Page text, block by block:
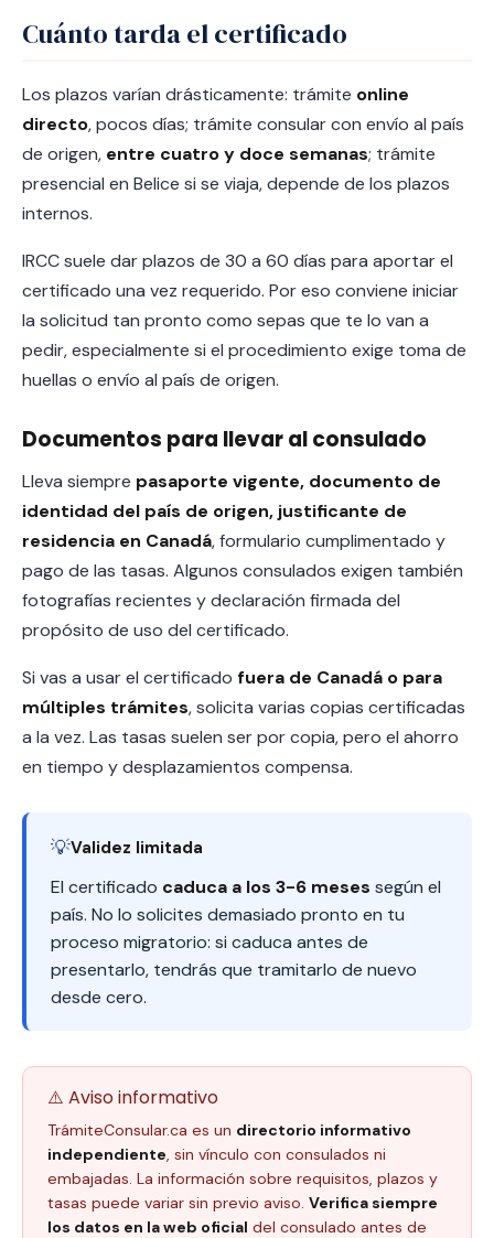
Cuánto tarda el certificado
Los plazos varían drásticamente: trámite online
directo, pocos días; trámite consular con envío al país
de origen, entre cuatro y doce semanas; trámite
presencial en Belice si se viaja, depende de los plazos
internos.
IRCC suele dar plazos de 30 a 60 días para aportar el
certificado una vez requerido. Por eso conviene iniciar
la solicitud tan pronto como sepas que te lo van a
pedir, especialmente si el procedimiento exige toma de
huellas o envío al país de origen.
Documentos para llevar al consulado
Lleva siempre pasaporte vigente, documento de
identidad del país de origen, justificante de
residencia en Canadá, formulario cumplimentado y
pago de las tasas. Algunos consulados exigen también
fotografías recientes y declaración firmada del
propósito de uso del certificado.
Si vas a usar el certificado fuera de Canadá o para
múltiples trámites, solicita varias copias certificadas
a la vez. Las tasas suelen ser por copia, pero el ahorro
en tiempo y desplazamientos compensa.
💡Validez limitada
El certificado caduca a los 3-6 meses según el
país. No lo solicites demasiado pronto en tu
proceso migratorio: si caduca antes de
presentarlo, tendrás que tramitarlo de nuevo
desde cero.
⚠️ Aviso informativo
TrámiteConsular.ca es un directorio informativo
independiente, sin vínculo con consulados ni
embajadas. La información sobre requisitos, plazos y
tasas puede variar sin previo aviso. Verifica siempre
los datos en la web oficial del consulado antes de